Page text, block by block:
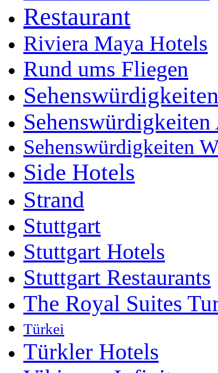
Restaurant
Riviera Maya Hotels
Rund ums Fliegen
Sehenswürdigkeiten
Side Hotels
Strand
Stuttgart
Stuttgart Hotels
Stuttgart Restaurants
The Royal Suites
Türkei
Türkler Hotels